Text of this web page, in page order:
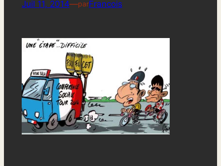
Juil 11, 2014—parFrancois